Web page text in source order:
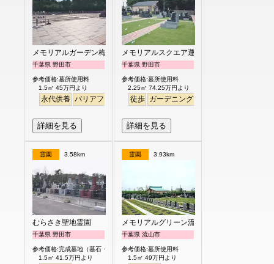
メモリアルガーデン梅郷聖地
千葉県 野田市
参考価格:墓所使用料
1.5㎡ 45万円より
永代供養 バリアフリー ペット
詳細を見る
メモリアルスクエア運河
千葉県 野田市
参考価格:墓所使用料
2.25㎡ 74.25万円より
徒歩 ガーデニング
詳細を見る
霊園 3.58km
むらさき聖地霊園
千葉県 野田市
参考価格:完成墓地（墓石・外柵付）
1.5㎡ 41.5万円より
霊園 3.93km
メモリアルグリーン流山聖地
千葉県 流山市
参考価格:墓所使用料
1.5㎡ 49万円より